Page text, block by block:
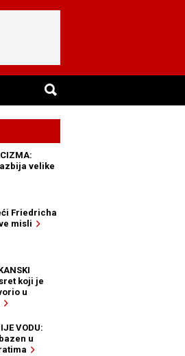
velike
Friedricha
misli
koji je
u
VODU:
u